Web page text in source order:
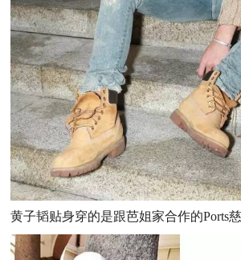
黄子韬贴身穿的是跟芭姐家合作的Ports